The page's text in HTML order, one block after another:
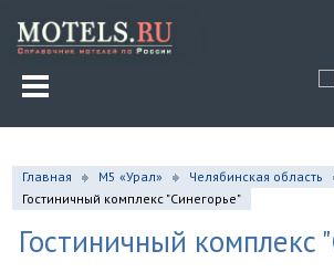
Главная М5 «Урал» Челябинская область
Гостиничный комплекс "Синегорье"
Гостиничный комплекс